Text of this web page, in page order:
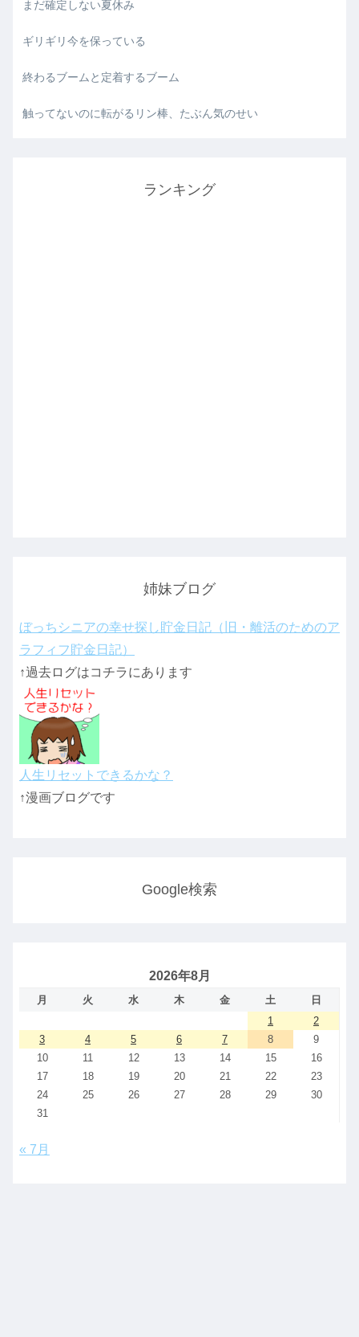
まだ確定しない夏休み
ギリギリ今を保っている
終わるブームと定着するブーム
触ってないのに転がるリン棒、たぶん気のせい
ランキング
姉妹ブログ
ぼっちシニアの幸せ探し貯金日記（旧・離活のためのア
ラフィフ貯金日記）
↑過去ログはコチラにあります
人生リセットできるかな？
↑漫画ブログです
Google検索
2026年8月
月 火 水 木 金 土
日
1
2
3
4 5 6 7 8
9
10
11 12 13 14 15
16
17
18 19 20 21 22
23
24
25 26 27 28 29
30
31
« 7月